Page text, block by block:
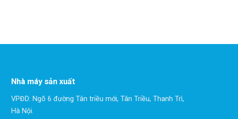
Nhà máy sản xuất
VPĐD: Ngõ 6 đường Tân triều mới, Tân Triều, Thanh Trì,
Hà Nội.